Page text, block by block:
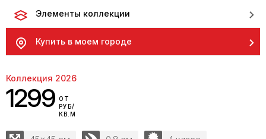
Элементы коллекции
Купить в моем городе
Коллекция 2026
1299 ОТ
РУБ/
КВ.М